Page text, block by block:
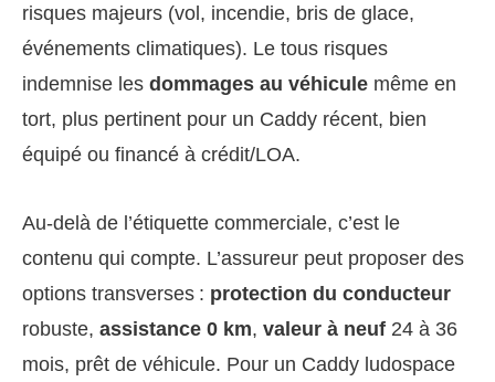
risques majeurs (vol, incendie, bris de glace,
événements climatiques). Le tous risques
indemnise les dommages au véhicule même en
tort, plus pertinent pour un Caddy récent, bien
équipé ou financé à crédit/LOA.
Au-delà de l’étiquette commerciale, c’est le
contenu qui compte. L’assureur peut proposer des
options transverses : protection du conducteur
robuste, assistance 0 km, valeur à neuf 24 à 36
mois, prêt de véhicule. Pour un Caddy ludospace